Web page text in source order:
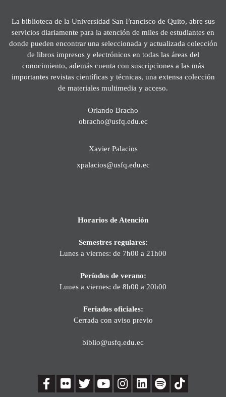
La biblioteca de la Universidad San Francisco de Quito, abre sus
servicios diariamente para la atención de miles de estudiantes en
donde pueden encontrar una seleccionada y actualizada colección
de libros impresos y electrónicos en todas las áreas del
conocimiento, además cuenta con suscripciones a las más
importantes revistas científicas y técnicas, una extensa colección
de materiales multimedia y acceso.
Orlando Bracho
obracho@usfq.edu.ec
Xavier Palacios
xpalacios@usfq.edu.ec
Horarios de Atención
Semestres regulares:
Lunes a viernes: de 7h00 a 21h00
Períodos de verano:
Lunes a viernes: de 8h00 a 20h00
Feriados oficiales:
Cerrada con aviso previo
biblio@usfq.edu.ec